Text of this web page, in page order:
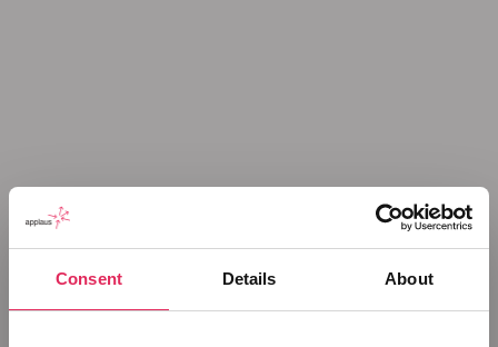
Consent Details About